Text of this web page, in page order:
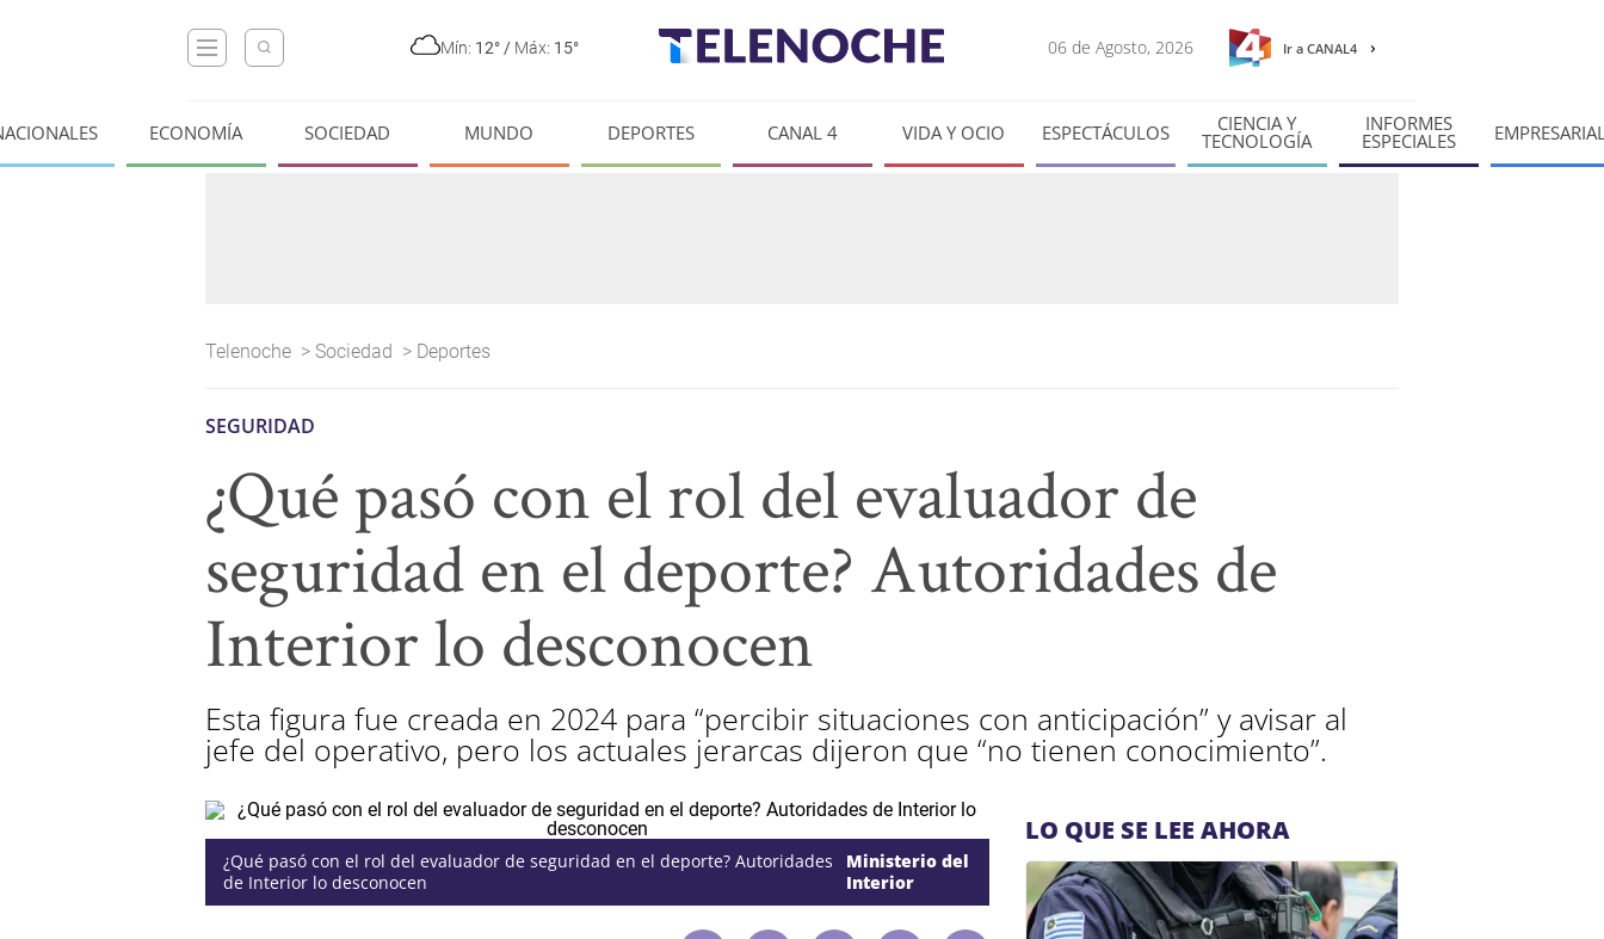
Mín: 12° / Máx: 15° 06 de Agosto, 2026 Ir a CANAL4
ECONOMÍA SOCIEDAD MUNDO DEPORTES CANAL 4 VIDA Y OCIO ESPECTÁCULOS CIENCIA Y
TECNOLOGÍA
INFORMES
ESPECIALES
Telenoche > Sociedad > Deportes
SEGURIDAD
¿Qué pasó con el rol del evaluador de
seguridad en el deporte? Autoridades de
Interior lo desconocen
Esta figura fue creada en 2024 para “percibir situaciones con anticipación” y avisar al
jefe del operativo, pero los actuales jerarcas dijeron que “no tienen conocimiento”.
¿Qué pasó con el rol del evaluador de seguridad en el deporte? Autoridades
de Interior lo desconocen
Ministerio del
Interior
LO QUE SE LEE AHORA